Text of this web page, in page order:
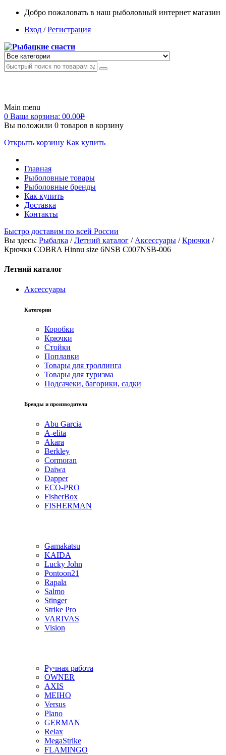
Добро пожаловать в наш рыболовный интернет магазин
Вход /Регистрация
Main menu
0 Ваша корзина: 00.00Р
Вы положили 0 товаров в корзину
Открыть корзину Как купить
Главная
Рыболовные товары
Рыболовные бренды
Как купить
Доставка
Контакты
Быстро доставим по всей России
Вы здесь: Рыбалка /Летний каталог / Аксессуары /Крючки /
Крючки COBRA Hinnu size 6NSB C007NSB-006
Летний каталог
Аксессуары
Категории
Коробки
Крючки
Стойки
Поплавки
Товары для троллинга
Товары для туризма
Подсачеки, багорики, садки
Бренды и производители
Abu Garcia
A-elita
Akara
Berkley
Cormoran
Daiwa
Dapper
ECO-PRO
FisherBox
FISHERMAN
Gamakatsu
KAIDA
Lucky John
Pontoon21
Rapala
Salmo
Stinger
Strike Pro
VARIVAS
Vision
Ручная работа
OWNER
AXIS
MEIHO
Versus
Plano
GERMAN
Relax
MegaStrike
FLAMINGO